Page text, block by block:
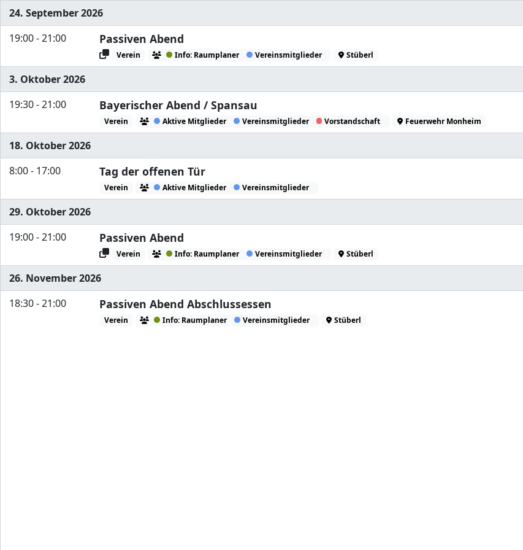
24. September 2026
19:00 - 21:00
Passiven Abend
Verein Info: Raumplaner Vereinsmitglieder Stüberl
3. Oktober 2026
19:30 - 21:00
Bayerischer Abend / Spansau
Verein Aktive Mitglieder Vereinsmitglieder Vorstandschaft Feuerwehr Monheim
18. Oktober 2026
8:00 - 17:00
Tag der offenen Tür
Verein Aktive Mitglieder Vereinsmitglieder
29. Oktober 2026
19:00 - 21:00
Passiven Abend
Verein Info: Raumplaner Vereinsmitglieder Stüberl
26. November 2026
18:30 - 21:00
Passiven Abend Abschlussessen
Verein Info: Raumplaner Vereinsmitglieder Stüberl